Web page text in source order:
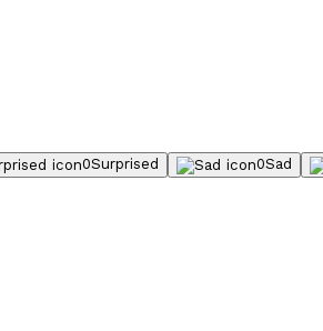
0Surprised 0Sad